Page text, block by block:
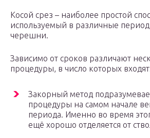
Косой срез – наиболее простой
используемый в различные
черешни.
Зависимо от сроков различают
процедуры, в число которых
Закорный метод
процедуры на самом начале
периода. Именно во время
ещё хорошо отделяется от